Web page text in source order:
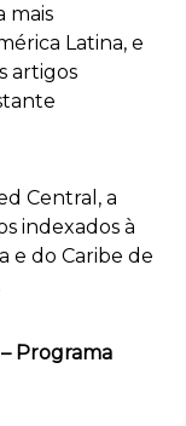
mais
Latina, e
artigos
Central, a
indexados à
e do Caribe de
Programa